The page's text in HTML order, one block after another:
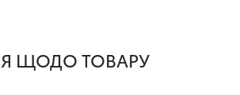
ЩОДО ТОВАРУ